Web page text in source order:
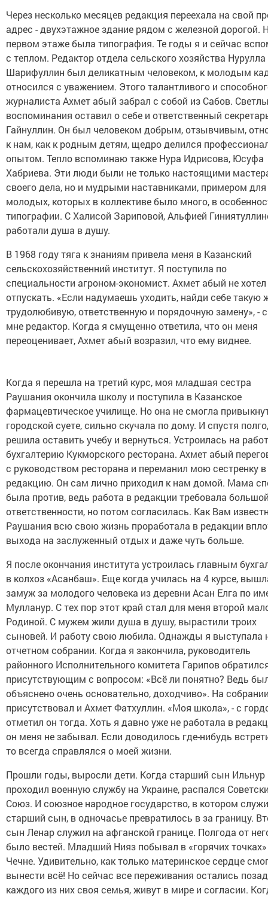
Через несколько месяцев редакция переехала на свой
адрес - двухэтажное здание рядом с железной дорогой.
первом этаже была типография. Те годы я и сейчас
с теплом. Редактор отдела сельского хозяйства Нурулла
Шарифуллин был деликатным человеком, к молодым
относился с уважением. Этого талантливого и
журналиста Ахмет абый забрал с собой из Сабов.
воспоминания оставил о себе и ответственный
Гайнуллин. Он был человеком добрым, отзывчивым,
к нам, как к родным детям, щедро делился
опытом. Тепло вспоминаю также Нура Идрисова, Юсуфа
Хабриева. Эти люди были не только настоящими
своего дела, но и мудрыми наставниками, примером для
молодых, которых в коллективе было много, в
типографии. С Халисой Зариповой, Альфией
работали душа в душу.
В 1968 году тяга к знаниям привела меня в Казанский
сельскохозяйственний институт. Я поступила по
специальности агроном-экономист. Ахмет абый не
отпускать. «Если надумаешь уходить, найди себе такую
трудолюбивую, ответственную и порядочную замену», -
мне редактор. Когда я смущенно ответила, что он меня
переоценивает, Ахмет абый возразил, что ему виднее.
Когда я перешла на третий курс, моя младшая сестра
Раушания окончила школу и поступила в Казанское
фармацевтическое училище. Но она не смогла
городской суете, сильно скучала по дому. И спустя
решила оставить учебу и вернуться. Устроилась на
бухгалтерию Кукморского ресторана. Ахмет абый
с руководством ресторана и переманил мою сестренку в
редакцию. Он сам лично приходил к нам домой. Мама
была против, ведь работа в редакции требовала
ответственности, но потом согласилась. Как Вам
Раушания всю свою жизнь проработала в редакции
выхода на заслуженный отдых и даже чуть больше.
Я после окончания института устроилась главным
в колхоз «Асанбаш». Еще когда училась на 4 курсе,
замуж за молодого человека из деревни Асан Елга по
Мулланур. С тех пор этот край стал для меня второй
Родиной. С мужем жили душа в душу, вырастили троих
сыновей. И работу свою любила. Однажды я выступала
отчетном собрании. Когда я закончила, руководитель
районного Исполнительного комитета Гарипов
присутствующим с вопросом: «Всё ли понятно? Ведь
объяснено очень основательно, доходчиво». На
присутствовал и Ахмет Фатхуллин. «Моя школа», - с
отметил он тогда. Хоть я давно уже не работала в
он меня не забывал. Если доводилось где-нибудь
то всегда справлялся о моей жизни.
Прошли годы, выросли дети. Когда старший сын Ильнур
проходил военную службу на Украине, распался
Союз. И союзное народное государство, в котором
старший сын, в одночасье превратилось в за границу.
сын Ленар служил на афганской границе. Полгода от
было вестей. Младший Нияз побывал в «горячих
Чечне. Удивительно, как только материнское сердце
вынести всё! Но сейчас все переживания остались
каждого из них своя семья, живут в мире и согласии.